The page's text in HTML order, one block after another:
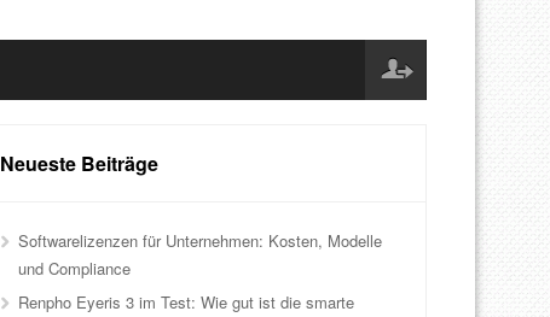
Neueste Beiträge
Softwarelizenzen für Unternehmen: Kosten, Modelle
und Compliance
Renpho Eyeris 3 im Test: Wie gut ist die smarte